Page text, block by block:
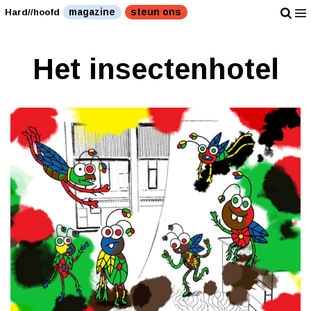
Hard//hoofd magazine steun ons
Het insectenhotel